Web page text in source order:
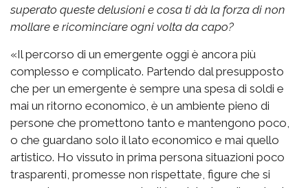
superato queste delusioni e cosa ti dà la forza di non
mollare e ricominciare ogni volta da capo?
«Il percorso di un emergente oggi è ancora più
complesso e complicato. Partendo dal presupposto
che per un emergente è sempre una spesa di soldi e
mai un ritorno economico, è un ambiente pieno di
persone che promettono tanto e mantengono poco,
o che guardano solo il lato economico e mai quello
artistico. Ho vissuto in prima persona situazioni poco
trasparenti, promesse non rispettate, figure che si